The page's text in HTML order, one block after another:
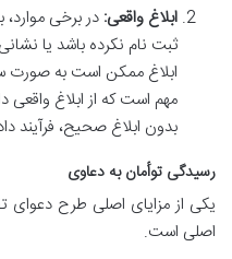
ابلاغ واقعی: در برخی موارد،
ثبت نام نکرده باشد یا
ابلاغ ممکن است به صورت
مهم است که از ابلاغ
بدون ابلاغ صحیح،
رسیدگی توأمان به دعاوی
یکی از مزایای اصلی طرح دعوای
اصلی است.